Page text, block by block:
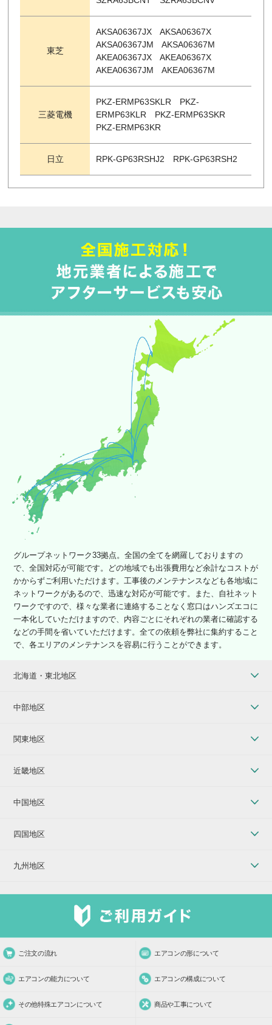
東芝
AKSA06367JX AKSA06367X
AKSA06367JM AKSA06367M
AKEA06367JX AKEA06367X
AKEA06367JM AKEA06367M
三菱電機
PKZ-ERMP63SKLR PKZ-
ERMP63KLR PKZ-ERMP63SKR
PKZ-ERMP63KR
日立 RPK-GP63RSHJ2 RPK-GP63RSH2
グループネットワーク33拠点。全国の全てを網羅しておりますの
で、全国対応が可能です。どの地域でも出張費用など余計なコストが
かからずご利用いただけます。工事後のメンテナンスなども各地域に
ネットワークがあるので、迅速な対応が可能です。また、自社ネット
ワークですので、様々な業者に連絡することなく窓口はハンズエコに
一本化していただけますので、内容ごとにそれぞれの業者に確認する
などの手間を省いていただけます。全ての依頼を弊社に集約すること
で、各エリアのメンテナンスを容易に行うことができます。
北海道・東北地区
中部地区
関東地区
近畿地区
中国地区
四国地区
九州地区
ご注文の流れ エアコンの形について
エアコンの能力について エアコンの構成について
その他特殊エアコンについて 商品や工事について